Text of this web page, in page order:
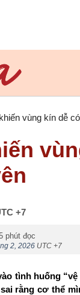
vùng kín dễ
+7
2, 2026 UTC +7
phút đọc
tình huống
rằng cơ thể